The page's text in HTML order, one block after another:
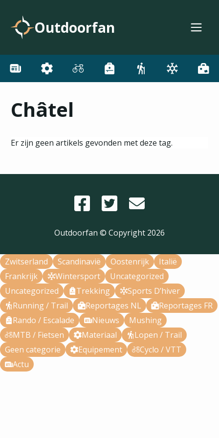
Outdoorfan
Châtel
Er zijn geen artikels gevonden met deze tag.
Outdoorfan © Copyright 2026
Zwitserland Scandinavië Oostenrijk
Italië
Frankrijk
Wintersport
Uncategorized
Uncategorized
Trekking
Sports D’hiver
Running / Trail
Reportages NL
Reportages FR
Rando / Escalade
Nieuws
Mushing
MTB / Fietsen
Materiaal
Lopen / Trail
Geen categorie
Equipement
Cyclo / VTT
Actu